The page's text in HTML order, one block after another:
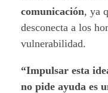
comunicación, ya
desconecta a los
vulnerabilidad.
“Impulsar esta
no pide ayuda es